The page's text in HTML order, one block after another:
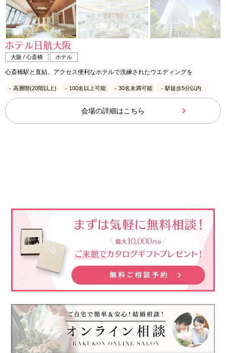
ホテル日航大阪
大阪 / 心斎橋 ホテル
心斎橋駅と直結。アクセス便利なホテルで洗練されたウエディングを
高層階(20階以上) 100名以上可能 30名未満可能 駅徒歩5分以内
会場の詳細はこちら